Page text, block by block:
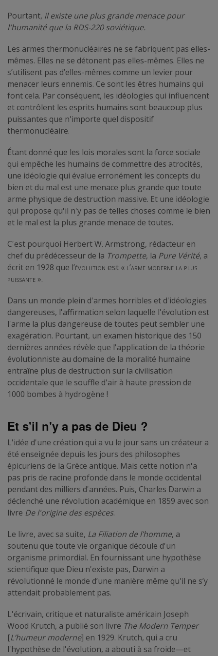
Pourtant, il existe une plus grande menace pour
l'humanité que la RDS-220 soviétique.
Les armes thermonucléaires ne se fabriquent pas elles-
mêmes. Elles ne se détonent pas elles-mêmes. Elles ne
s’utilisent pas d’elles-mêmes comme un levier pour
menacer leurs ennemis. Ce sont les êtres humains qui
font cela. Par conséquent, les idéologies qui influencent
et contrôlent les esprits humains sont beaucoup plus
puissantes que n'importe quel dispositif
thermonucléaire.
Étant donné que les lois morales sont la force sociale
qui empêche les humains de commettre des atrocités,
une idéologie qui évalue erronément les concepts du
bien et du mal est une menace plus grande que toute
arme physique de destruction massive. Et une idéologie
qui propose qu'il n'y pas de telles choses comme le bien
et le mal est la plus grande menace de toutes.
C'est pourquoi Herbert W. Armstrong, rédacteur en
chef du prédécesseur de la Trompette, la Pure Vérité, a
écrit en 1928 que l’évolution est « l’arme moderne la plus
puissante ».
Dans un monde plein d'armes horribles et d'idéologies
dangereuses, l'affirmation selon laquelle l'évolution est
l'arme la plus dangereuse de toutes peut sembler une
exagération. Pourtant, un examen historique des 150
dernières années révèle que l'application de la théorie
évolutionniste au domaine de la moralité humaine
entraîne plus de destruction sur la civilisation
occidentale que le souffle d'air à haute pression de
1000 bombes à hydrogène !
Et s'il n'y a pas de Dieu ?
L'idée d'une création qui a vu le jour sans un créateur a
été enseignée depuis les jours des philosophes
épicuriens de la Grèce antique. Mais cette notion n'a
pas pris de racine profonde dans le monde occidental
pendant des milliers d'années. Puis, Charles Darwin a
déclenché une révolution académique en 1859 avec son
livre De l'origine des espèces.
Le livre, avec sa suite, La Filiation de l’homme, a
soutenu que toute vie organique découle d'un
organisme primordial. En fournissant une hypothèse
scientifique que Dieu n'existe pas, Darwin a
révolutionné le monde d’une manière même qu'il ne s’y
attendait probablement pas.
L'écrivain, critique et naturaliste américain Joseph
Wood Krutch, a publié son livre The Modern Temper
[L’humeur moderne] en 1929. Krutch, qui a cru
l'hypothèse de l'évolution, a abouti à sa froide—et